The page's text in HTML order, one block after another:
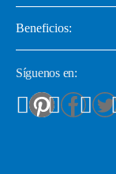
Beneficios:
Síguenos en: